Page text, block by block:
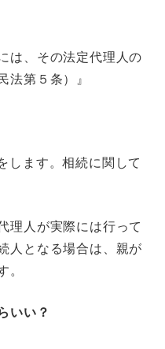
は、その法定代理人の
法第５条）』
します。相続に関して
理人が実際には行って
人となる場合は、親が
。
いい？